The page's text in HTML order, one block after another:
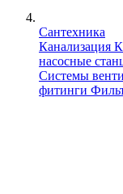
Сантехника
Канализация
насосные
Системы
фитинги